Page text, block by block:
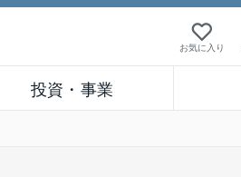
お気に入り
投資・事業